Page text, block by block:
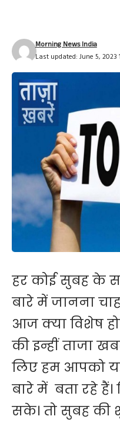
Last updated: June 5, 2023
Morning News India
हर कोई सुबह के
बारे में जानना
आज क्या विशेष
की इन्हीं ताजा
लिए हम आपको
बारे में बता रहे
सके। तो सुबह